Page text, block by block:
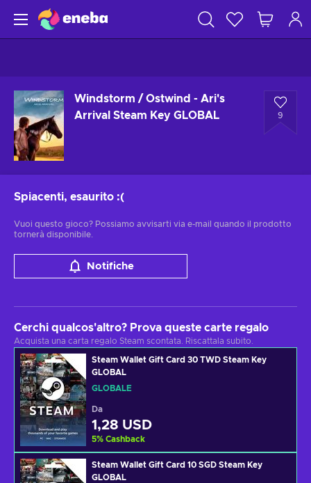
Windstorm / Ostwind - Ari's
Arrival Steam Key GLOBAL
9
Spiacenti, esaurito :(
Vuoi questo gioco? Possiamo avvisarti via e-mail quando il prodotto
tornerà disponibile.
Notifiche
Cerchi qualcos'altro? Prova queste carte regalo
Acquista una carta regalo Steam scontata. Riscattala subito.
Steam Wallet Gift Card 30 TWD Steam Key
GLOBAL
GLOBALE
Da
1,28 USD
5% Cashback
Steam Wallet Gift Card 10 SGD Steam Key
GLOBAL